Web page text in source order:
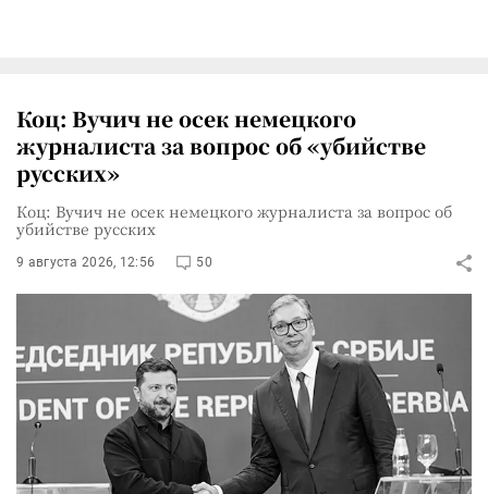
Коц: Вучич не осек немецкого
журналиста за вопрос об «убийстве
русских»
Коц: Вучич не осек немецкого журналиста за вопрос об
убийстве русских
9 августа 2026, 12:56 50